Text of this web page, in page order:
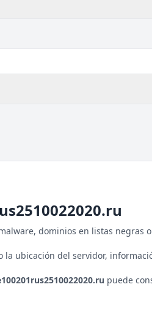
dominios en listas negras
la ubicación del servidor,
puede